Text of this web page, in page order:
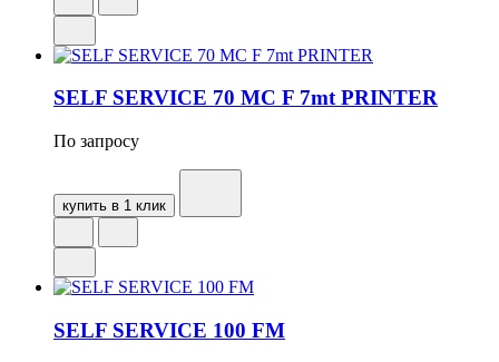
SELF SERVICE 70 MC F 7mt PRINTER
По запросу
купить в 1 клик
SELF SERVICE 100 FM